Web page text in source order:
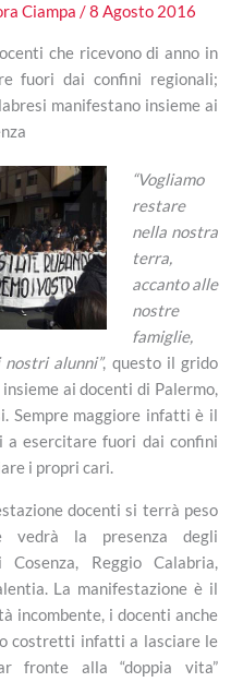
Ciampa/8 Agosto 2016
che ricevono di anno in
fuori dai confini regionali;
manifestano insieme ai
“Vogliamo
restare
nella nostra
terra,
accanto alle
nostre
famiglie,
alunni”, questo il grido
ai docenti di Palermo,
Sempre maggiore infatti è il
a esercitare fuori dai confini
i propri cari.
docenti si terrà peso
vedrà la presenza degli
Reggio Calabria,
La manifestazione è il
incombente, i docenti anche
costretti infatti a lasciare le
fronte alla “doppia vita”